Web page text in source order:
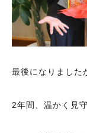
最後になりました
2年間、温かく見